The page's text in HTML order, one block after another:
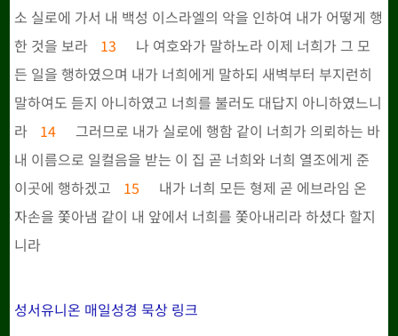
소 실로에 가서 내 백성 이스라엘의 악을 인하여 내가 어떻게 행
한 것을 보라
13
나 여호와가 말하노라 이제 너희가 그 모
든 일을 행하였으며 내가 너희에게 말하되 새벽부터 부지런히
말하여도 듣지 아니하였고 너희를 불러도 대답지 아니하였느니
라
14
그러므로 내가 실로에 행함 같이 너희가 의뢰하는 바
내 이름으로 일컬음을 받는 이 집 곧 너희와 너희 열조에게 준
이곳에 행하겠고
15
내가 너희 모든 형제 곧 에브라임 온
자손을 쫓아냄 같이 내 앞에서 너희를 쫓아내리라 하셨다 할지
니라
성서유니온 매일성경 묵상 링크